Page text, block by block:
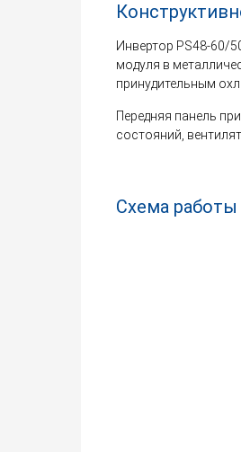
Инвертор PS48-60/
модуля в
принудительным
Передняя панель
состояний,
Схема работы